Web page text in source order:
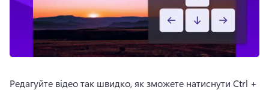
Редагуйте відео так швидко, як зможете натиснути Ctrl +